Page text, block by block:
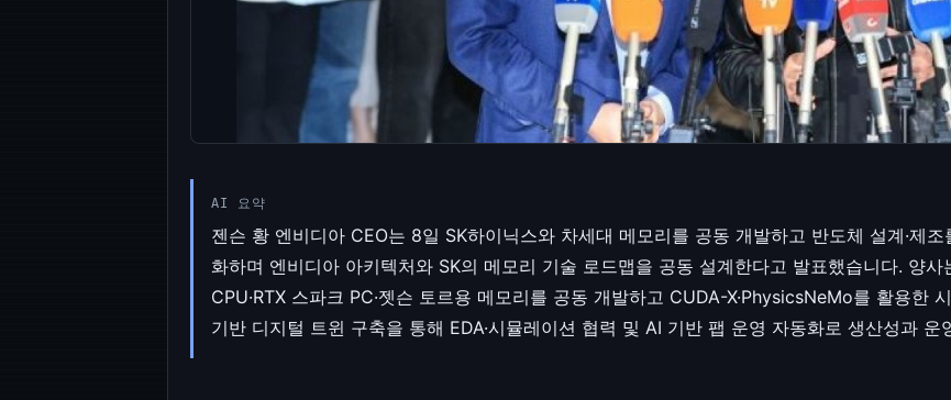
AI 요약
젠슨 황 엔비디아 CEO는 8일 SK하이닉스와 차세대 메모리를 공동 개발하고 반도체 설계·제
화하며 엔비디아 아키텍처와 SK의 메모리 기술 로드맵을 공동 설계한다고 발표했습니다. 양사
CPU·RTX 스파크 PC·젯슨 토르용 메모리를 공동 개발하고 CUDA-X·PhysicsNeMo를 활용한
기반 디지털 트윈 구축을 통해 EDA·시뮬레이션 협력 및 AI 기반 팹 운영 자동화로 생산성과 운